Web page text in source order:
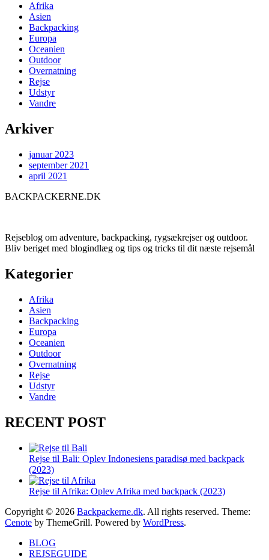
Afrika
Asien
Backpacking
Europa
Oceanien
Outdoor
Overnatning
Rejse
Udstyr
Vandre
Arkiver
januar 2023
september 2021
april 2021
BACKPACKERNE.DK
Rejseblog om adventure, backpacking, rygsækrejser og outdoor.
Bliv beriget med blogindlæg og tips og tricks til dit næste rejsemål
Kategorier
Afrika
Asien
Backpacking
Europa
Oceanien
Outdoor
Overnatning
Rejse
Udstyr
Vandre
RECENT POST
Rejse til Bali: Oplev Indonesiens paradisø med backpack
(2023)
Rejse til Afrika: Oplev Afrika med backpack (2023)
Copyright © 2026 Backpackerne.dk. All rights reserved. Theme:
Cenote by ThemeGrill. Powered by WordPress.
BLOG
REJSEGUIDE